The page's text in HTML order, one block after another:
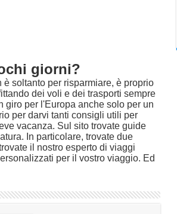
giorni?
soltanto per risparmiare, è proprio
dei voli e dei trasporti sempre
giro per l'Europa anche solo per un
per darvi tanti consigli utili per
vacanza. Sul sito trovate guide
In particolare, trovate due
il nostro esperto di viaggi
per il vostro viaggio. Ed